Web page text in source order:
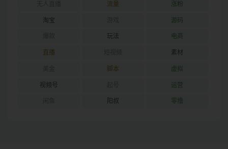
流量 涨粉
淘宝 源码
玩法 电商
直播 素材
脚本 虚拟
视频号 运营
阳叔 零撸